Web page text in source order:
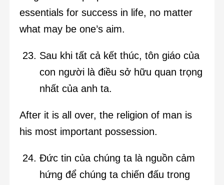
essentials for success in life, no matter
what may be one’s aim.
Sau khi tất cả kết thúc, tôn giáo của
con người là điều sở hữu quan trọng
nhất của anh ta.
After it is all over, the religion of man is
his most important possession.
Đức tin của chúng ta là nguồn cảm
hứng để chúng ta chiến đấu trong